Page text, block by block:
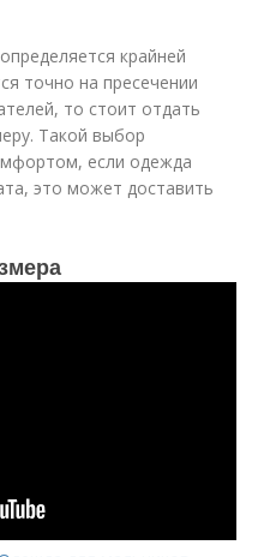
крайней
точно на пресечении
то стоит отдать
Такой выбор
если одежда
это может доставить